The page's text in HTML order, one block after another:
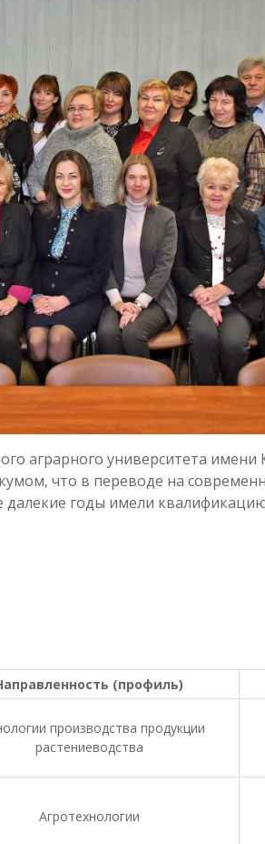
аграрного университета
что в переводе на
годы имели
(профиль)
производства продукции
растениеводства
Агротехнологии